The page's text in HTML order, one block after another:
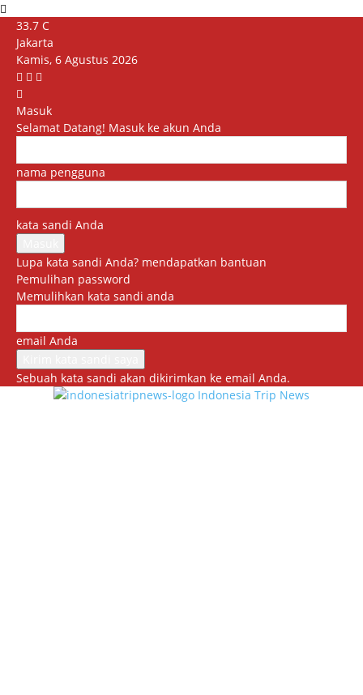
33.7 C
Jakarta
Kamis, 6 Agustus 2026
Masuk
Selamat Datang! Masuk ke akun Anda
nama pengguna
kata sandi Anda
Lupa kata sandi Anda? mendapatkan bantuan
Pemulihan password
Memulihkan kata sandi anda
email Anda
Sebuah kata sandi akan dikirimkan ke email Anda.
Indonesia Trip News